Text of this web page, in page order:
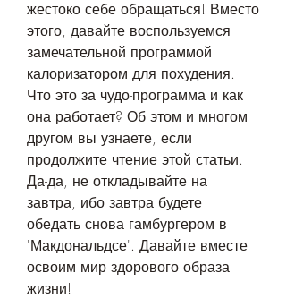
жестоко себе обращаться! Вместо
этого, давайте воспользуемся
замечательной программой
калоризатором для похудения.
Что это за чудо-программа и как
она работает? Об этом и многом
другом вы узнаете, если
продолжите чтение этой статьи.
Да-да, не откладывайте на
завтра, ибо завтра будете
обедать снова гамбургером в
'Макдональдсе'. Давайте вместе
освоим мир здорового образа
жизни!